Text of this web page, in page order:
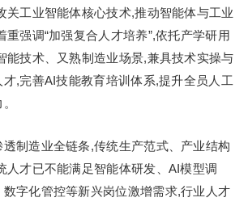
关工业智能体核心技术,推动智能体与工业
重强调“加强复合人才培养”,依托产学研用
能技术、又熟制造业场景,兼具技术实操与
,完善AI技能教育培训体系,提升全员人工
制造业全链条,传统生产范式、产业结构
人才已不能满足智能体研发、AI模型调
字化管控等新兴岗位激增需求,行业人才